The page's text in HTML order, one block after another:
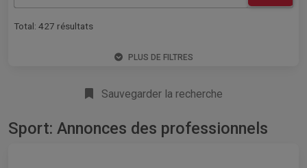
Total: 427 résultats
PLUS DE FILTRES
Sauvegarder la recherche
Sport: Annonces des professionnels